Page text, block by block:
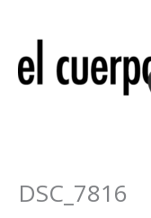
contenido
DSC_7816